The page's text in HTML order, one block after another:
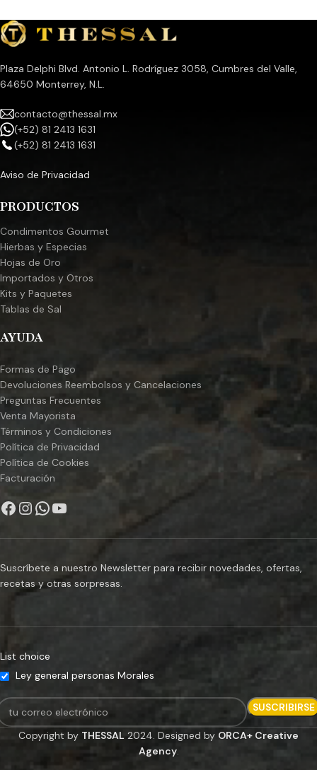
Plaza Delphi Blvd. Antonio L. Rodríguez 3058, Cumbres del Valle,
64650 Monterrey, N.L.
contacto@thessal.mx
(+52) 81 2413 1631
(+52) 81 2413 1631
Aviso de Privacidad
PRODUCTOS
Condimentos Gourmet
Hierbas y Especias
Hojas de Oro
Importados y Otros
Kits y Paquetes
Tablas de Sal
AYUDA
Formas de Pago
Devoluciones Reembolsos y Cancelaciones
Preguntas Frecuentes
Venta Mayorista
Términos y Condiciones
Política de Privacidad
Política de Cookies
Facturación
Suscríbete a nuestro Newsletter para recibir novedades, ofertas,
recetas y otras sorpresas.
List choice
Ley general personas Morales
Copyright by THESSAL 2024. Designed by ORCA+ Creative
Agency.